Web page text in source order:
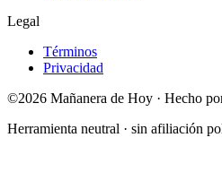
Legal
Términos
Privacidad
©2026 Mañanera de Hoy · Hecho
Herramienta neutral · sin afiliación